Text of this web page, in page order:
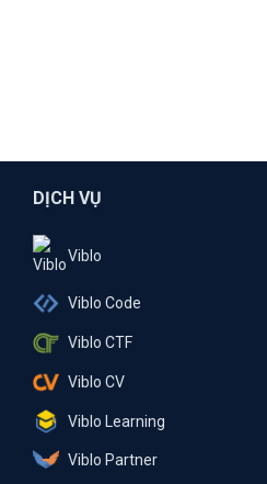
DỊCH VỤ
Viblo
Viblo Code
Viblo CTF
Viblo CV
Viblo Learning
Viblo Partner